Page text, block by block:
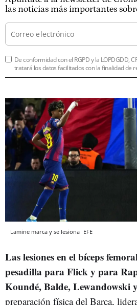
las noticias más importantes
De conformidad con el RGPD y la LOPDGDD,
tratará los datos facilitados con la finalidad de
Lamine marca y se lesiona EFE
Las lesiones en el bíceps
pesadilla para Flick y para
Koundé, Balde, Lewandowski
preparación física del Barça,